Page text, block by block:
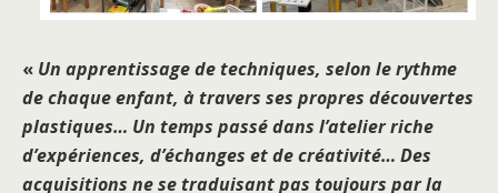
« Un apprentissage de techniques, selon le rythme
de chaque enfant, à travers ses propres découvertes
plastiques… Un temps passé dans l’atelier riche
d’expériences, d’échanges et de créativité… Des
acquisitions ne se traduisant pas toujours par la